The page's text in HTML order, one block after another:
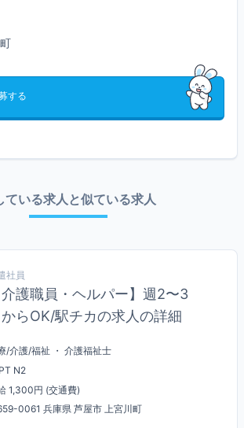
する
ている求人と似ている求人
社員
介護職員・ヘルパー】週2〜3
からOK/駅チカの求人の詳細
/介護/福祉 ・ 介護福祉士
N2
1,300円 (交通費)
0061 兵庫県 芦屋市 上宮川町